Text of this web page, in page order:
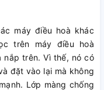
máy điều hoà khác
trên máy điều hoà
nắp trên. Vì thế, nó có
đặt vào lại mà không
Lớp màng chống